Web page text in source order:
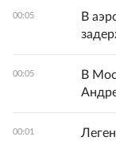
00:05
В
00:05
В
00:01